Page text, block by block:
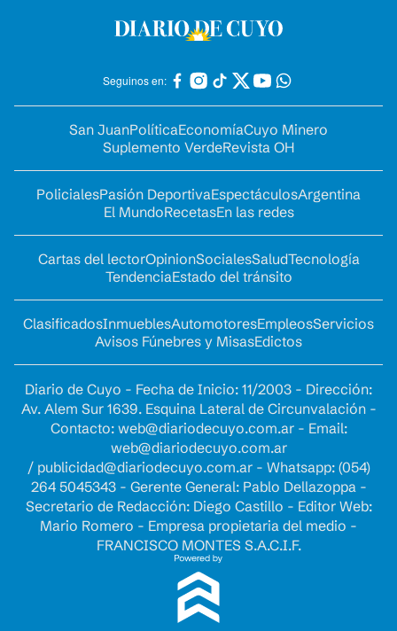
Seguinos en:
San JuanPolíticaEconomíaCuyo Minero
Suplemento VerdeRevista OH
PolicialesPasión DeportivaEspectáculosArgentina
El MundoRecetasEn las redes
Cartas del lectorOpinionSocialesSaludTecnología
TendenciaEstado del tránsito
ClasificadosInmueblesAutomotoresEmpleosServicios
Avisos Fúnebres y MisasEdictos
Diario de Cuyo - Fecha de Inicio: 11/2003 - Dirección:
Av. Alem Sur 1639. Esquina Lateral de Circunvalación -
Contacto: web@diariodecuyo.com.ar- Email:
web@diariodecuyo.com.ar
/ publicidad@diariodecuyo.com.ar- Whatsapp: (054)
264 5045343 - Gerente General: Pablo Dellazoppa -
Secretario de Redacción: Diego Castillo - Editor Web:
Mario Romero - Empresa propietaria del medio -
FRANCISCO MONTES S.A.C.I.F.